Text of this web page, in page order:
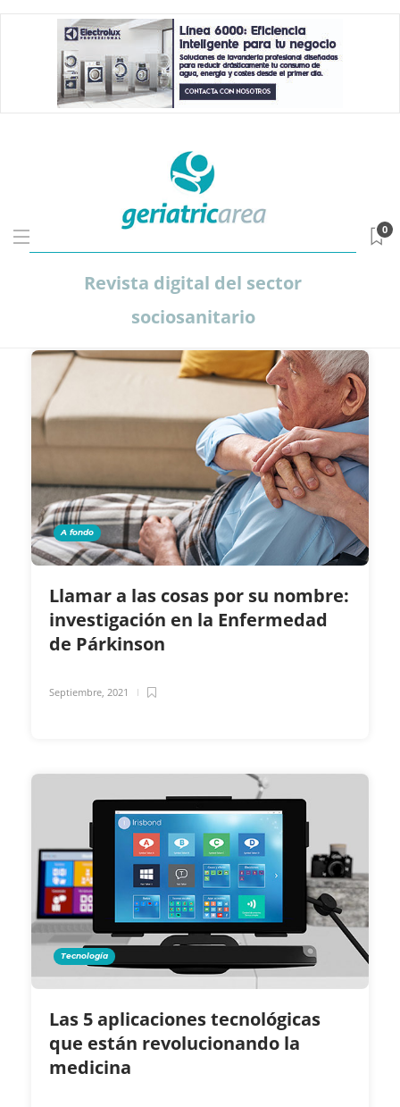
Revista digital del sector
sociosanitario
0
A fondo
Llamar a las cosas por su nombre:
investigación en la Enfermedad
de Párkinson
Septiembre, 2021
Tecnología
Las 5 aplicaciones tecnológicas
que están revolucionando la
medicina